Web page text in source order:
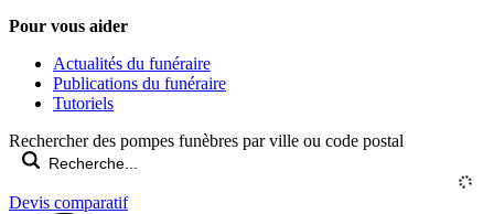
Pour vous aider
Actualités du funéraire
Publications du funéraire
Tutoriels
Rechercher des pompes funèbres par ville ou code postal
Devis comparatif